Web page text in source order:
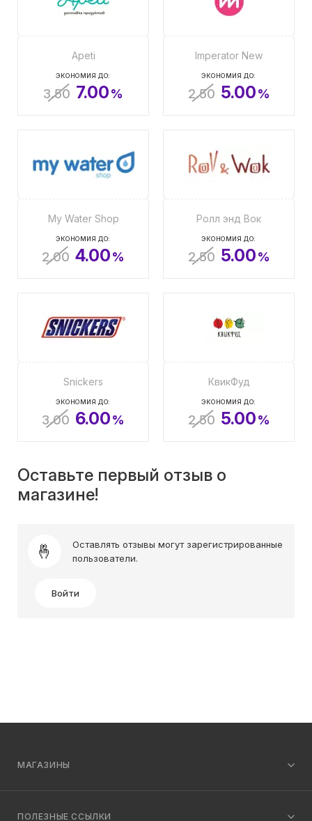
Apeti
ЭКОНОМИЯ ДО:
3.50 7.00%
Imperator New
ЭКОНОМИЯ ДО:
2.50 5.00%
My Water Shop
ЭКОНОМИЯ ДО:
2.00 4.00%
Ролл энд Вок
ЭКОНОМИЯ ДО:
2.50 5.00%
Snickers
ЭКОНОМИЯ ДО:
3.00 6.00%
КвикФуд
ЭКОНОМИЯ ДО:
2.50 5.00%
Оставьте первый отзыв о
магазине!
Оставлять отзывы могут зарегистрированные
пользователи.
Войти
МАГАЗИНЫ
ПОЛЕЗНЫЕ ССЫЛКИ